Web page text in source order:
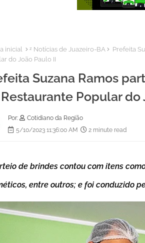
inicial ᶻ Notícias de Juazeiro-BA
Prefeita
do João Paulo II
Suzana Ramos
Popular do
Por:
Cotidiano da Região
5/10/2023 11:36:00 AM
2 minute read
de brindes contou com itens
entre outros; e foi conduzido